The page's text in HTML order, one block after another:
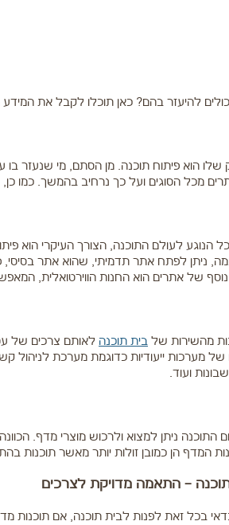
להיעזר בהם? כאן תוכלו לקבל את
הוא פיתוח תוכנה. מן הסתם, מי שנעזר
מכל הסוגים ועל כך נרחיב בהמשך. כמו
הנוגע לעולם התוכנה, הצורך העיקרי הוא
ניתן לפתח אתר תדמיתי, שהוא אתר בסיסי,
של אתרים הוא החנות הווירטואלית,
מהשירות של בית תוכנה לאותם צרכים של
מערכות ייעודיות כדוגמת מערכת לניהול
ועוד.
ניתן למצוא ולרכוש מוצרי מדף.
המדף הן כמובן זולות יותר מאשר תוכנות
– התאמה מדויקת לצרכים
בכל זאת לפנות לבית תוכנה, אם תוכנות